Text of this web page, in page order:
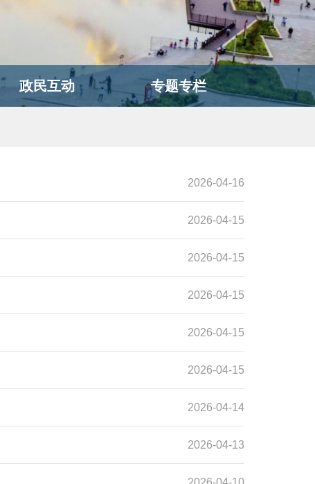
政民互动 专题专栏
2026-04-16
2026-04-15
2026-04-15
2026-04-15
2026-04-15
2026-04-15
2026-04-14
2026-04-13